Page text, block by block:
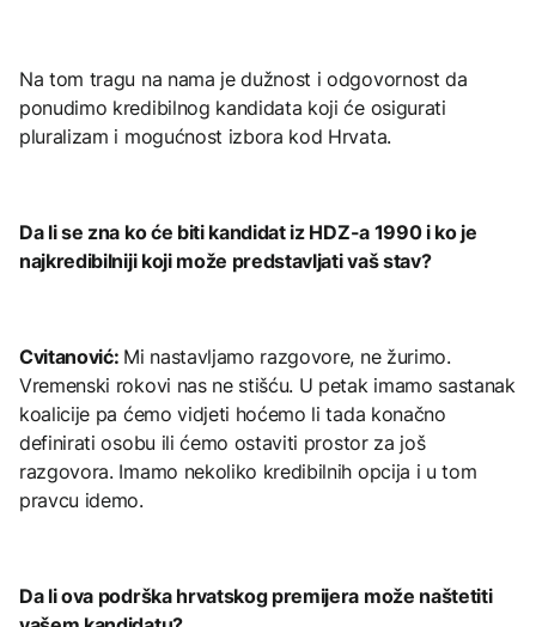
Na tom tragu na nama je dužnost i odgovornost da
ponudimo kredibilnog kandidata koji će osigurati
pluralizam i mogućnost izbora kod Hrvata.
Da li se zna ko će biti kandidat iz HDZ-a 1990 i ko je
najkredibilniji koji može predstavljati vaš stav?
Cvitanović: Mi nastavljamo razgovore, ne žurimo.
Vremenski rokovi nas ne stišću. U petak imamo sastanak
koalicije pa ćemo vidjeti hoćemo li tada konačno
definirati osobu ili ćemo ostaviti prostor za još
razgovora. Imamo nekoliko kredibilnih opcija i u tom
pravcu idemo.
Da li ova podrška hrvatskog premijera može naštetiti